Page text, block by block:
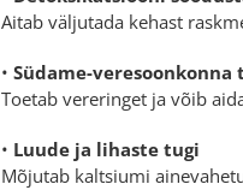
Aitab väljutada kehast
• Südame-veresoonkonna
Toetab vereringet ja võib
• Luude ja lihaste tugi
Mõjutab kaltsiumi